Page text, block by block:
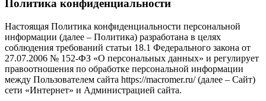
Политика конфиденциальности
Настоящая Политика конфиденциальности персональной
информации (далее – Политика) разработана в целях
соблюдения требований статьи 18.1 Федерального закона от
27.07.2006 № 152-ФЗ «О персональных данных» и регулирует
правоотношения по обработке персональной информации
между Пользователем сайта https://macromer.ru/ (далее – Сайт)
сети «Интернет» и Администрацией сайта.